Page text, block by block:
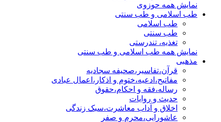
نمایش همه حوزوی
طب اسلامی و طب سنتی
طب اسلامی
طب سنتی
تغذیه، تندرستی
نمایش همه طب اسلامی و طب سنتی
مذهبی
قرآن،تفاسیر،صحیفه سجادیه
مفاتیح،ادعیه،ختوم و اذکار،اعمال عبادی
رساله،فقه و احکام،حقوق
حدیث و روایات
اخلاق و آداب معاشرت،سبک زندگی
عاشورایی،محرم و صفر